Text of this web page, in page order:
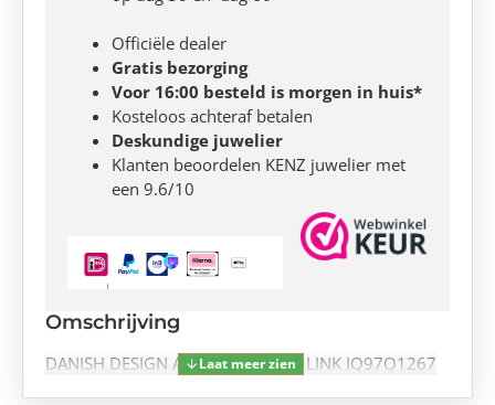
Officiële dealer
Gratis bezorging
Voor 16:00 besteld is morgen in huis*
Kosteloos achteraf betalen
Deskundige juwelier
Klanten beoordelen KENZ juwelier met
een 9.6/10
Omschrijving
DANISH DESIGN AKILIA DAY/DATE LINK IQ97Q1267